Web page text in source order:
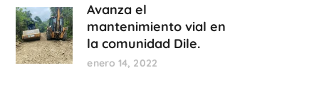
Avanza el
mantenimiento vial en
la comunidad Dile.
enero 14, 2022